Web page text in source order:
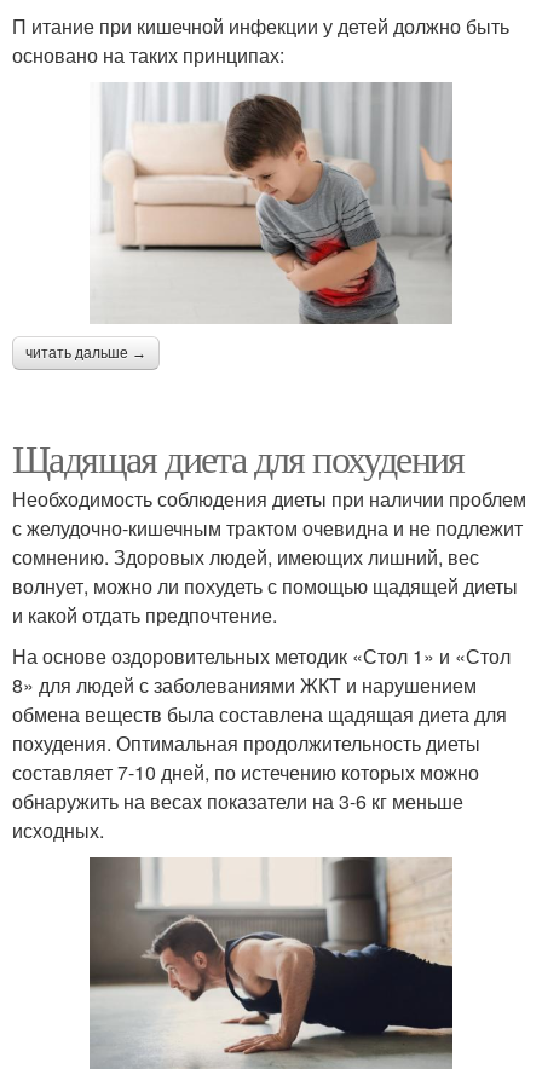
П итание при кишечной инфекции у детей должно быть
основано на таких принципах:
читать дальше →
Щадящая диета для похудения
Необходимость соблюдения диеты при наличии проблем
с желудочно-кишечным трактом очевидна и не подлежит
сомнению. Здоровых людей, имеющих лишний, вес
волнует, можно ли похудеть с помощью щадящей диеты
и какой отдать предпочтение.
На основе оздоровительных методик «Стол 1» и «Стол
8» для людей с заболеваниями ЖКТ и нарушением
обмена веществ была составлена щадящая диета для
похудения. Оптимальная продолжительность диеты
составляет 7-10 дней, по истечению которых можно
обнаружить на весах показатели на 3-6 кг меньше
исходных.